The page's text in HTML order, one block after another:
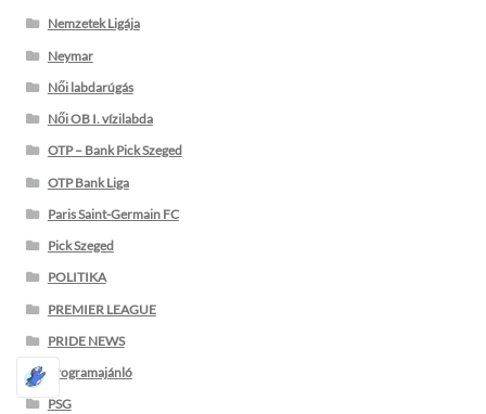
Nemzetek Ligája
Neymar
Női labdarúgás
Női OB I. vízilabda
OTP – Bank Pick Szeged
OTP Bank Liga
Paris Saint-Germain FC
Pick Szeged
POLITIKA
PREMIER LEAGUE
PRIDE NEWS
Programajánló
PSG